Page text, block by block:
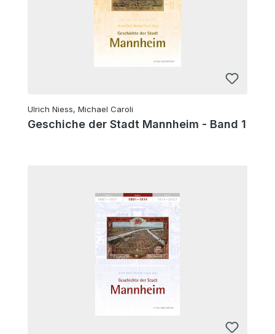
Ulrich Niess, Michael Caroli
Geschiche der Stadt Mannheim - Band 1